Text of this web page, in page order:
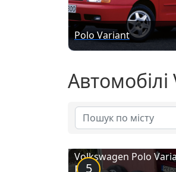
Polo Variant
5
Volkswagen Polo